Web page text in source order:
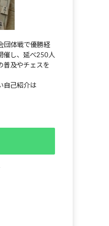
団体戦で優勝経
催し、延べ250人
普及やチェスを
自己紹介は